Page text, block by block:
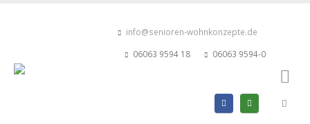
info@senioren-wohnkonzepte.de
06063 9594 18
06063 9594-0